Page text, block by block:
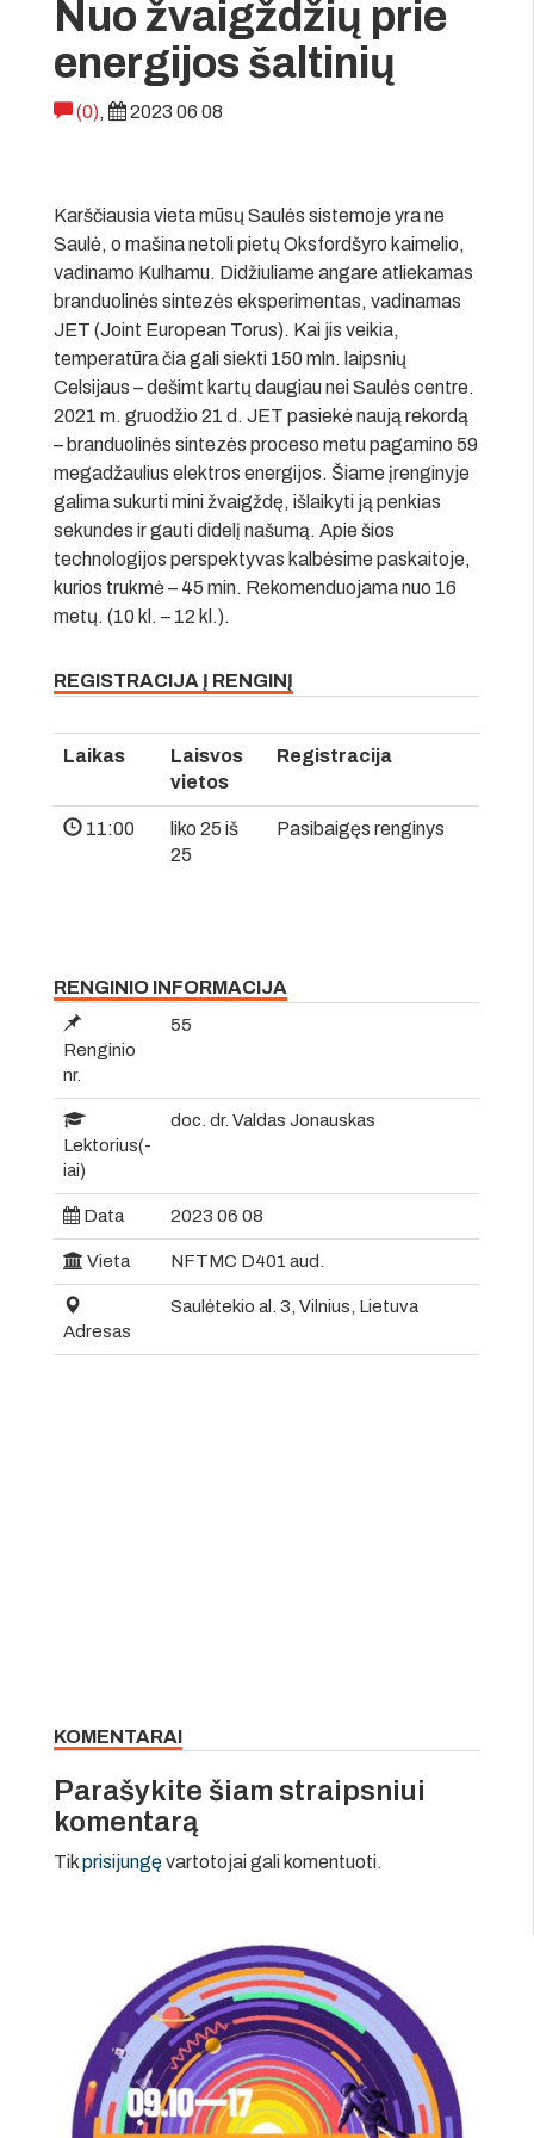
Nuo žvaigždžių prie
energijos šaltinių
(0), 2023 06 08
Karščiausia vieta mūsų Saulės sistemoje yra ne
Saulė, o mašina netoli pietų Oksfordšyro kaimelio,
vadinamo Kulhamu. Didžiuliame angare atliekamas
branduolinės sintezės eksperimentas, vadinamas
JET (Joint European Torus). Kai jis veikia,
temperatūra čia gali siekti 150 mln. laipsnių
Celsijaus – dešimt kartų daugiau nei Saulės centre.
2021 m. gruodžio 21 d. JET pasiekė naują rekordą
– branduolinės sintezės proceso metu pagamino 59
megadžaulius elektros energijos. Šiame įrenginyje
galima sukurti mini žvaigždę, išlaikyti ją penkias
sekundes ir gauti didelį našumą. Apie šios
technologijos perspektyvas kalbėsime paskaitoje,
kurios trukmė – 45 min. Rekomenduojama nuo 16
metų. (10 kl. – 12 kl.).
REGISTRACIJA Į RENGINĮ
Laikas
Laisvos
vietos
Registracija
11:00
liko 25 iš
25
Pasibaigęs renginys
RENGINIO INFORMACIJA
Renginio
nr.
55
Lektorius(-
iai)
doc. dr. Valdas Jonauskas
Data 2023 06 08
Vieta NFTMC D401 aud.
Adresas
Saulėtekio al. 3, Vilnius, Lietuva
KOMENTARAI
Parašykite šiam straipsniui
komentarą
Tikprisijungęvartotojai gali komentuoti.